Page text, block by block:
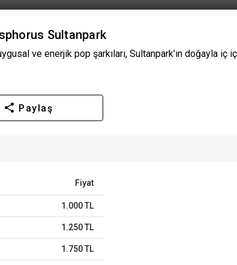
Sultanpark
ve enerjik pop şarkıları, Sultanpark’ın doğayla
Paylaş
Fiyat
1.000 TL
1.250 TL
1.750 TL